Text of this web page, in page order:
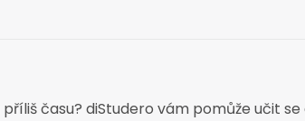
času? diStudero vám pomůže učit